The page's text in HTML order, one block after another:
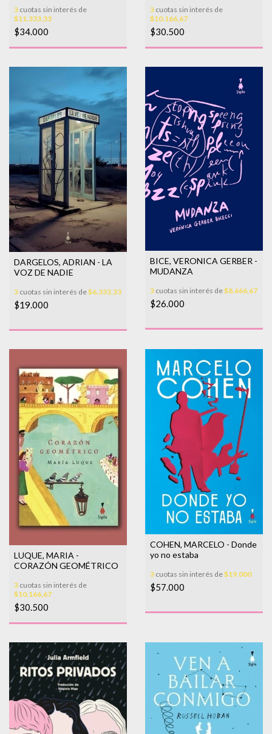
3 cuotas sin interés de
$11.333,33
$34.000
3 cuotas sin interés de
$10.166,67
$30.500
DARGELOS, ADRIAN - LA
VOZ DE NADIE
3 cuotas sin interés de$6.333,33
$19.000
BICE, VERONICA GERBER -
MUDANZA
3 cuotas sin interés de$8.666,67
$26.000
LUQUE, MARIA -
CORAZÓN GEOMÉTRICO
3 cuotas sin interés de
$10.166,67
$30.500
COHEN, MARCELO - Donde
yo no estaba
3 cuotas sin interés de$19.000
$57.000